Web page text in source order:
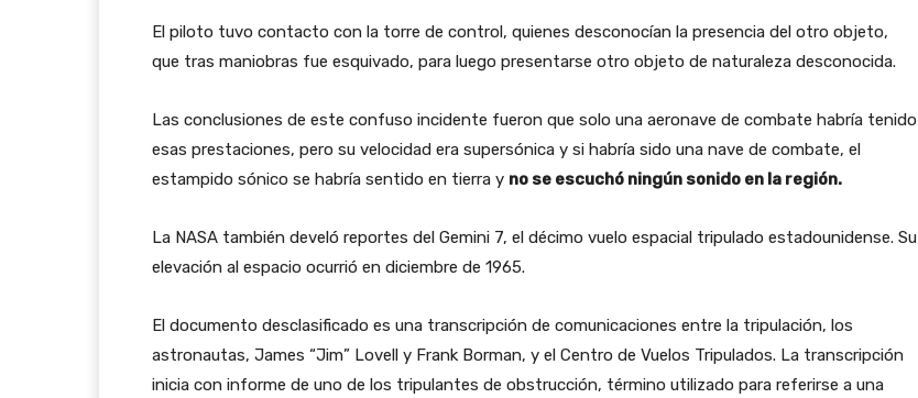
El piloto tuvo contacto con la torre de control, quienes desconocían la presencia del otro objeto,
que tras maniobras fue esquivado, para luego presentarse otro objeto de naturaleza desconocida.
Las conclusiones de este confuso incidente fueron que solo una aeronave de combate habría tenido
esas prestaciones, pero su velocidad era supersónica y si habría sido una nave de combate, el
estampido sónico se habría sentido en tierra y no se escuchó ningún sonido en la región.
La NASA también develó reportes del Gemini 7, el décimo vuelo espacial tripulado estadounidense. Su
elevación al espacio ocurrió en diciembre de 1965.
El documento desclasificado es una transcripción de comunicaciones entre la tripulación, los
astronautas, James “Jim” Lovell y Frank Borman, y el Centro de Vuelos Tripulados. La transcripción
inicia con informe de uno de los tripulantes de obstrucción, término utilizado para referirse a una